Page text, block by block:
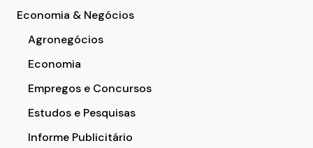
Economia & Negócios
Agronegócios
Economia
Empregos e Concursos
Estudos e Pesquisas
Informe Publicitário